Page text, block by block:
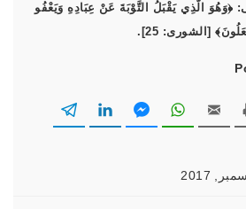
﴿وَهُوَ الَّذِي يَقْبَلُ التَّوْبَةَ عَنْ عِبَادِهِ وَيَعْفُو
[الشورى: 25].